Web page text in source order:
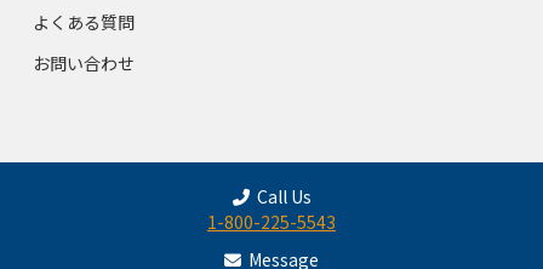
よくある質問
お問い合わせ
Call Us
1-800-225-5543
Message